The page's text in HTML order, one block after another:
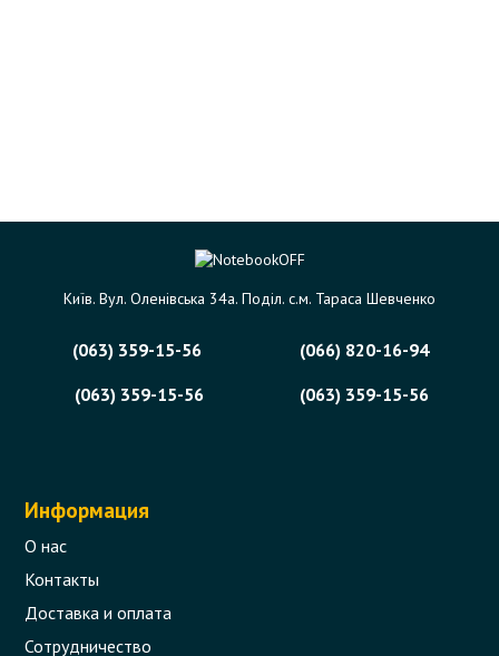
Київ. Вул. Оленівська 34а. Поділ. с.м. Тараса Шевченко
(063) 359-15-56
(066) 820-16-94
(063) 359-15-56
(063) 359-15-56
Информация
О нас
Контакты
Доставка и оплата
Сотрудничество